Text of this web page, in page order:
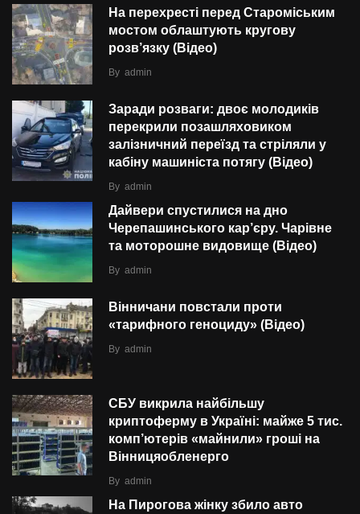
На перехресті перед Староміським
мостом облаштують кругову
розв’язку (Відео)
By admin
Заради розваги: двоє молодиків
перекрили позашляховиком
залізничний переїзд та стріляли у
кабіну машиніста потягу (Відео)
By admin
Дайвери спустилися на дно
Черепашинського кар’єру. Чарівне
та моторошне видовище (Відео)
By admin
Вінничани повстали проти
«тарифного геноциду» (Відео)
By admin
СБУ викрила найбільшу
криптоферму в Україні: майже 5 тис.
комп’ютерів «майнили» гроші на
Вінницяобленерго
By admin
На Пирогова жінку збило авто